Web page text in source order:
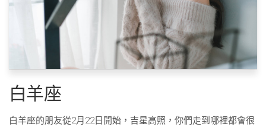
白羊座
白羊座的朋友從2月22日開始，吉星高照，你們走到哪裡都會很